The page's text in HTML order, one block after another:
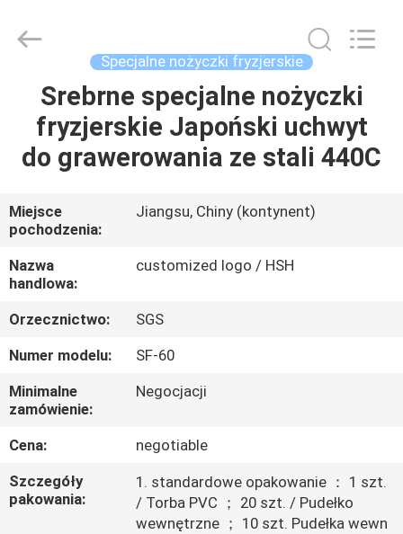
DOM
PRODUKTY
O
NAS
WYCIECZKA
PO
FABRYCE
KONTROLA
JAKOŚCI
SKONTAKTUJ
Scissors
Specjalne nożyczki fryzjerskie
Srebrne specjalne nożyczki
fryzjerskie Japoński uchwyt
do grawerowania ze stali 440C
Miejsce
pochodzenia:
Jiangsu, Chiny (kontynent)
Nazwa
handlowa:
customized logo / HSH
Orzecznictwo:
SGS
Numer modelu:
SF-60
Minimalne
zamówienie:
Negocjacji
Cena:
negotiable
Szczegóły
pakowania:
1. standardowe opakowanie ： 1 szt.
/ Torba PVC ； 20 szt. / Pudełko
wewnętrzne ； 10 szt. Pudełka wewn